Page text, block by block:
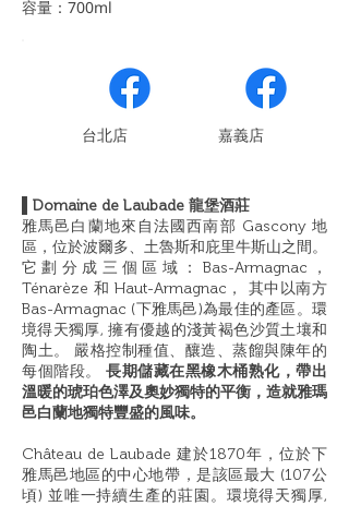
容量：700ml
​台北店 嘉義店
▌Domaine de Laubade 龍堡酒莊
雅馬邑白蘭地來自法國西南部 Gascony 地
區，位於波爾多、土魯斯和庇里牛斯山之間。
它劃分成三個區域：Bas-Armagnac，
Ténarèze 和 Haut-Armagnac， 其中以南方
Bas-Armagnac (下雅馬邑)為最佳的產區。環
境得天獨厚, 擁有優越的淺黃褐色沙質土壤和
陶土。 嚴格控制種值、釀造、蒸餾與陳年的
每個階段。長期儲藏在黑橡木桶熟化，帶出
溫暖的琥珀色澤及奧妙獨特的平衡，造就雅瑪
邑白蘭地獨特豐盛的風味。
Château de Laubade 建於1870年，位於下
雅馬邑地區的中心地帶，是該區最大 (107公
頃) 並唯一持續生產的莊園。環境得天獨厚,